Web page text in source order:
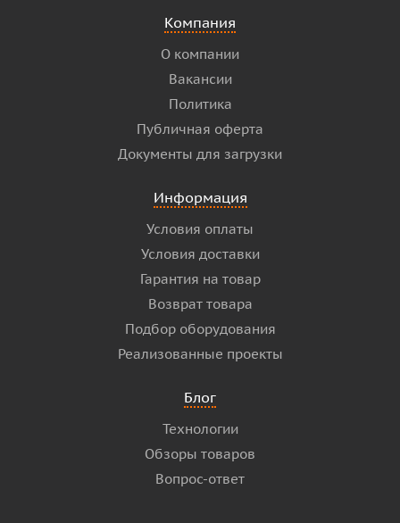
Компания
О компании
Вакансии
Политика
Публичная оферта
Документы для загрузки
Информация
Условия оплаты
Условия доставки
Гарантия на товар
Возврат товара
Подбор оборудования
Реализованные проекты
Блог
Технологии
Обзоры товаров
Вопрос-ответ